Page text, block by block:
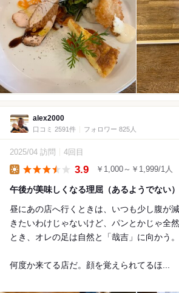
alex2000
口コミ 2591件 フォロワー 825人
2025/04 訪問 4回目
3.9 ￥1,000～￥1,999/1人
午後が美味しくなる理屈（あるようでない）
昼にあの店へ行くときは、いつも少し腹が
きたいわけじゃないけど、パンとかじゃ全
とき、オレの足は自然と「哉吉」に向かう。
何度か来てる店だ。顔を覚えられてるほ...